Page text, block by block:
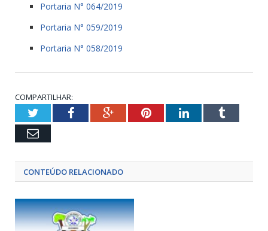
Portaria N° 064/2019
Portaria N° 059/2019
Portaria N° 058/2019
COMPARTILHAR:
TwitterFacebookGoogle+PinterestLinkedInTumblr
Email
CONTEÚDO RELACIONADO